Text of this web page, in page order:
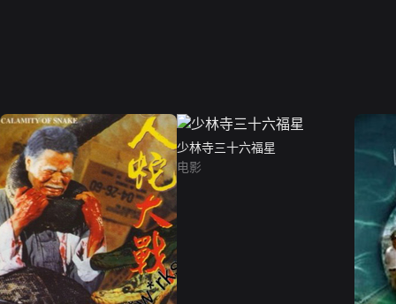
少林寺三十六福星
电影